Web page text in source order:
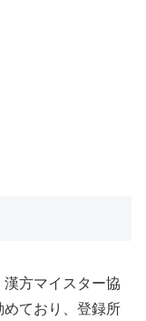
方マイスター協
ており、登録所